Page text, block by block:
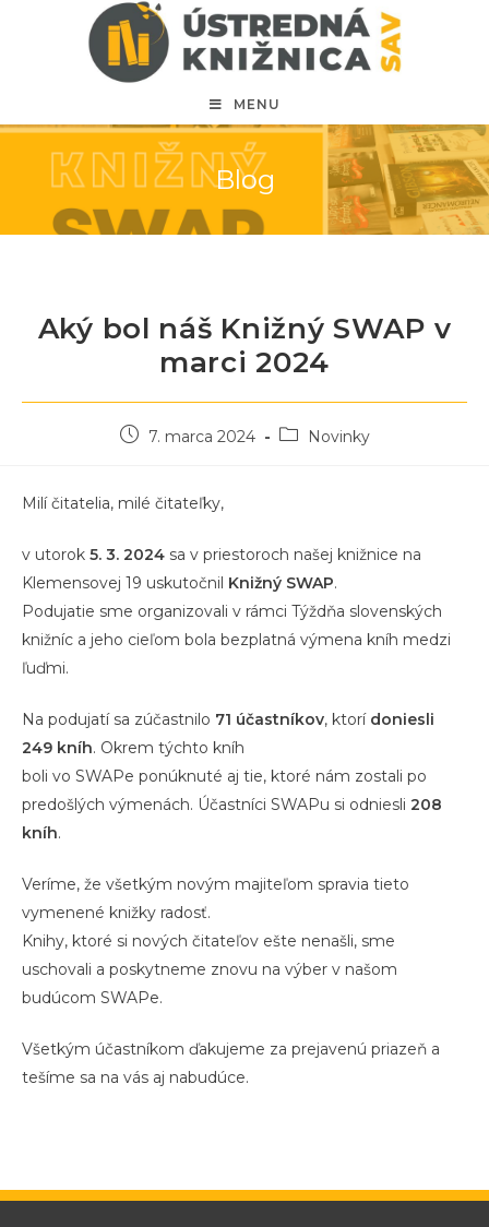
MENU
Blog
Aký bol náš Knižný SWAP v
marci 2024
7. marca 2024 Novinky
Milí čitatelia, milé čitateľky,
v utorok 5. 3. 2024 sa v priestoroch našej knižnice na
Klemensovej 19 uskutočnil Knižný SWAP.
Podujatie sme organizovali v rámci Týždňa slovenských
knižníc a jeho cieľom bola bezplatná výmena kníh medzi
ľuďmi.
Na podujatí sa zúčastnilo 71 účastníkov, ktorí doniesli
249 kníh. Okrem týchto kníh
boli vo SWAPe ponúknuté aj tie, ktoré nám zostali po
predošlých výmenách. Účastníci SWAPu si odniesli 208
kníh.
Veríme, že všetkým novým majiteľom spravia tieto
vymenené knižky radosť.
Knihy, ktoré si nových čitateľov ešte nenašli, sme
uschovali a poskytneme znovu na výber v našom
budúcom SWAPe.
Všetkým účastníkom ďakujeme za prejavenú priazeň a
tešíme sa na vás aj nabudúce.